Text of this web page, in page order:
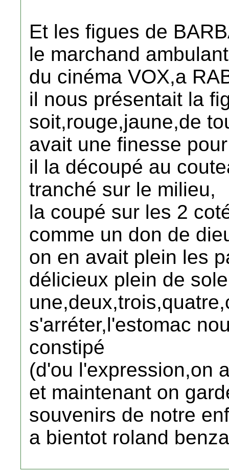
Et les figues de
le marchand
du cinéma VOX,a
il nous présentait la
soit,rouge,jaune,de
avait une finesse
il la découpé au
tranché sur le milieu,
la coupé sur les 2
comme un don de
on en avait plein les
délicieux plein de
s'arréter,l'estomac
constipé
(d'ou l'expression,on
et maintenant on
souvenirs de notre
a bientot roland